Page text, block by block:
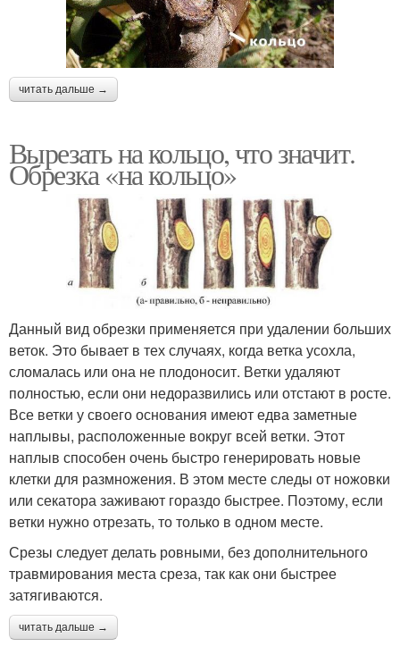
читать дальше →
Вырезать на кольцо, что значит.
Обрезка «на кольцо»
Данный вид обрезки применяется при удалении больших
веток. Это бывает в тех случаях, когда ветка усохла,
сломалась или она не плодоносит. Ветки удаляют
полностью, если они недоразвились или отстают в росте.
Все ветки у своего основания имеют едва заметные
наплывы, расположенные вокруг всей ветки. Этот
наплыв способен очень быстро генерировать новые
клетки для размножения. В этом месте следы от ножовки
или секатора заживают гораздо быстрее. Поэтому, если
ветки нужно отрезать, то только в одном месте.
Срезы следует делать ровными, без дополнительного
травмирования места среза, так как они быстрее
затягиваются.
читать дальше →